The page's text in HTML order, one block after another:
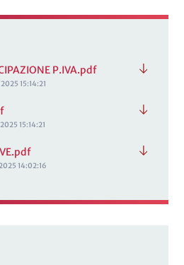
P.IVA.pdf
15:14:21
15:14:21
14:02:16